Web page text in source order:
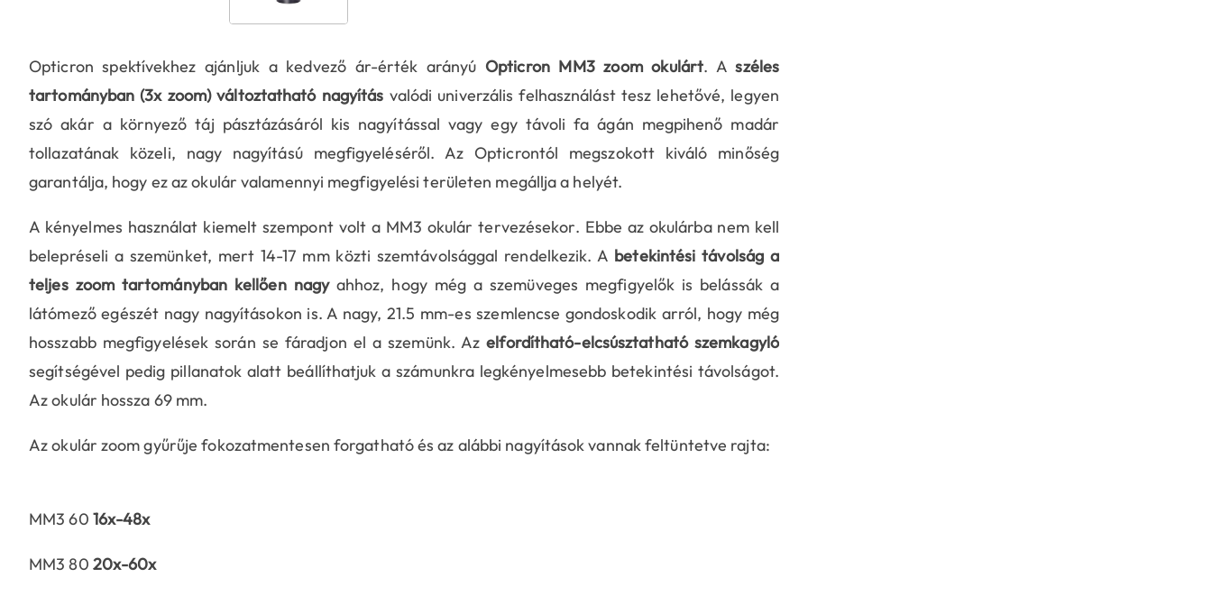
Opticron spektívekhez ajánljuk a kedvező ár-érték arányúOpticron MM3 zoom okulárt. Aszéles
tartományban (3x zoom) változtatható nagyítás valódi univerzális felhasználást tesz lehetővé, legyen
szó akár a környező táj pásztázásáról kis nagyítással vagy egy távoli fa ágán megpihenő madár
tollazatának közeli, nagy nagyítású megfigyeléséről. Az Opticrontól megszokott kiváló minőség
garantálja, hogy ez az okulár valamennyi megfigyelési területen megállja a helyét.
A kényelmes használat kiemelt szempont volt a MM3 okulár tervezésekor. Ebbe az okulárba nem kell
belepréseli a szemünket, mert 14-17 mm közti szemtávolsággal rendelkezik. A betekintési távolság a
teljes zoom tartományban kellően nagyahhoz, hogy még a szemüveges megfigyelők is belássák a
látómező egészét nagy nagyításokon is. A nagy, 21.5 mm-es szemlencse gondoskodik arról, hogy még
hosszabb megfigyelések során se fáradjon el a szemünk. Azelfordítható-elcsúsztatható szemkagyló
segítségével pedig pillanatok alatt beállíthatjuk a számunkra legkényelmesebb betekintési távolságot.
Az okulár hossza 69 mm.
Az okulár zoom gyűrűje fokozatmentesen forgatható és az alábbi nagyítások vannak feltüntetve rajta:
MM3 60 16x-48x
MM3 80 20x-60x